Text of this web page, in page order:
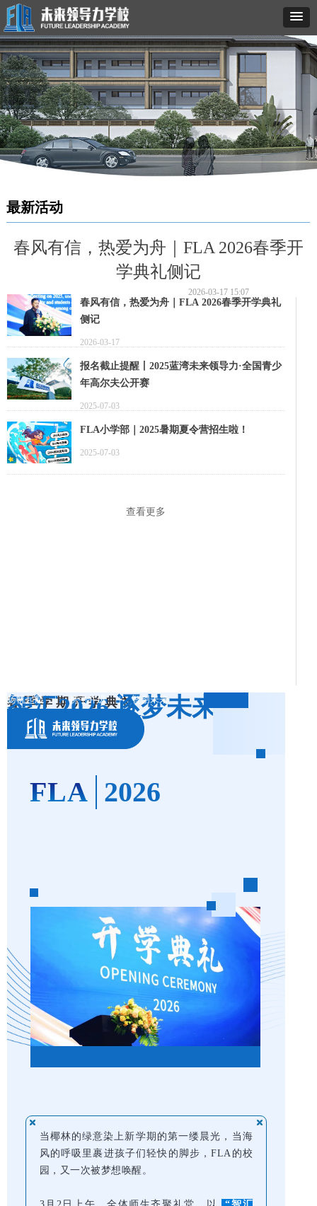
春风有信，热爱为舟｜FLA 2026春季开
学典礼侧记
FLA 2026
春季学期开学典礼
智汇2026逐梦未来
扬帆起航 | 携手并进 | 智创未来
当椰林的绿意染上新学期的第一缕晨光，当海
风的呼吸里裹进孩子们轻快的脚步，FLA的校
园，又一次被梦想唤醒。
春风有信，热爱为舟｜FLA 2026春季开学典礼
侧记
2026-03-17
报名截止提醒丨2025蓝湾未来领导力·全国青少
年高尔夫公开赛
2025-07-03
FLA小学部｜2025暑期夏令营招生啦！
2025-07-03
查看更多
最新活动
2026-03-17 15:07